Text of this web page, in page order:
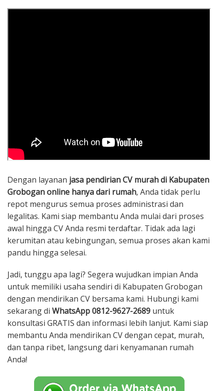
Dengan layanan jasa pendirian CV murah di Kabupaten
Grobogan online hanya dari rumah, Anda tidak perlu
repot mengurus semua proses administrasi dan
legalitas. Kami siap membantu Anda mulai dari proses
awal hingga CV Anda resmi terdaftar. Tidak ada lagi
kerumitan atau kebingungan, semua proses akan kami
pandu hingga selesai.
Jadi, tunggu apa lagi? Segera wujudkan impian Anda
untuk memiliki usaha sendiri di Kabupaten Grobogan
dengan mendirikan CV bersama kami. Hubungi kami
sekarang di WhatsApp 0812-9627-2689 untuk
konsultasi GRATIS dan informasi lebih lanjut. Kami siap
membantu Anda mendirikan CV dengan cepat, murah,
dan tanpa ribet, langsung dari kenyamanan rumah
Anda!